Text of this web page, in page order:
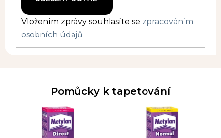
Vložením zprávy souhlasíte se zpracováním
osobních údajů
Pomůcky k tapetování